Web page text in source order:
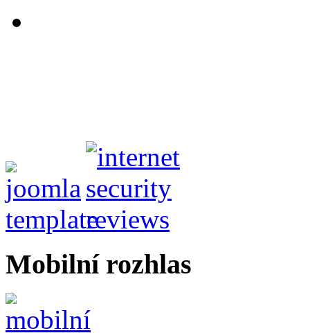
Mobilní rozhlas